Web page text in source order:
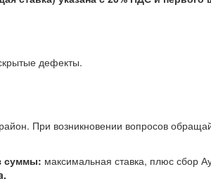
скрытые дефекты.
При возникновении вопросов
суммы: максимальная ставка, плюс сбор